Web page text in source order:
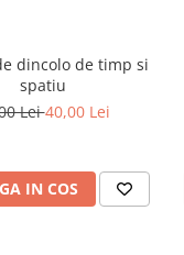
dincolo de timp si
spatiu
Lei40,00 Lei
IN COS